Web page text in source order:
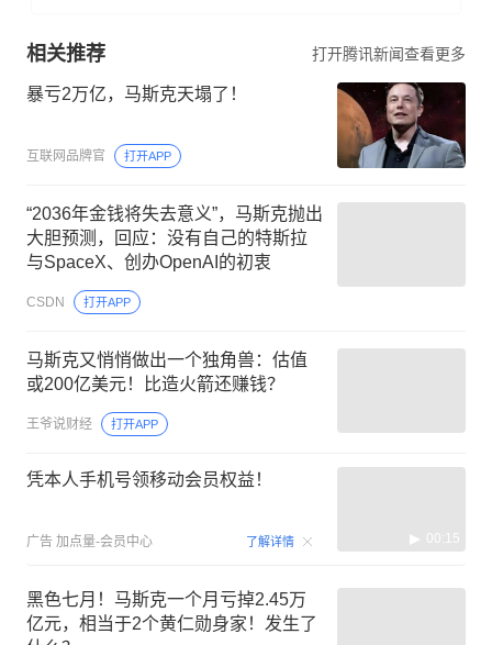
相关推荐 打开腾讯新闻查看更多
暴亏2万亿，马斯克天塌了！
互联网品牌官 打开APP
“2036年金钱将失去意义”，马斯克抛出
大胆预测，回应：没有自己的特斯拉
与SpaceX、创办OpenAI的初衷
CSDN 打开APP
马斯克又悄悄做出一个独角兽：估值
或200亿美元！比造火箭还赚钱？
王爷说财经 打开APP
凭本人手机号领移动会员权益！
广告 加点量-会员中心 了解详情 00:15
黑色七月！马斯克一个月亏掉2.45万
亿元，相当于2个黄仁勋身家！发生了